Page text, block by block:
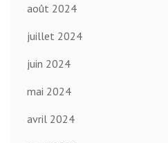
août 2024
juillet 2024
juin 2024
mai 2024
avril 2024